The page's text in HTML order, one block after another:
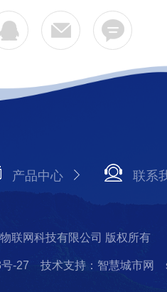
产品中心 联系
联网科技有限公司 版权所有
-27 技术支持：智慧城市网